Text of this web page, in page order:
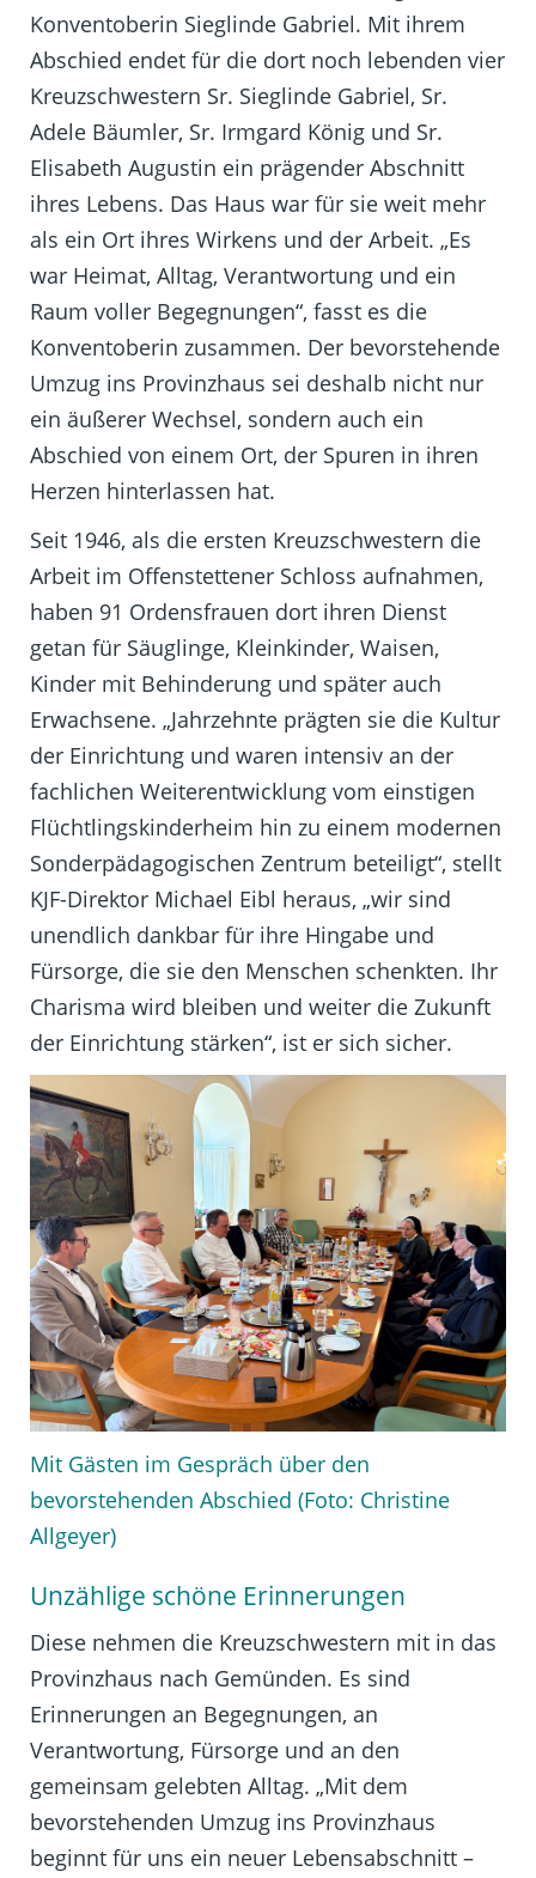
Konventoberin Sieglinde Gabriel. Mit ihrem
Abschied endet für die dort noch lebenden vier
Kreuzschwestern Sr. Sieglinde Gabriel, Sr.
Adele Bäumler, Sr. Irmgard König und Sr.
Elisabeth Augustin ein prägender Abschnitt
ihres Lebens. Das Haus war für sie weit mehr
als ein Ort ihres Wirkens und der Arbeit. „Es
war Heimat, Alltag, Verantwortung und ein
Raum voller Begegnungen“, fasst es die
Konventoberin zusammen. Der bevorstehende
Umzug ins Provinzhaus sei deshalb nicht nur
ein äußerer Wechsel, sondern auch ein
Abschied von einem Ort, der Spuren in ihren
Herzen hinterlassen hat.
Seit 1946, als die ersten Kreuzschwestern die
Arbeit im Offenstettener Schloss aufnahmen,
haben 91 Ordensfrauen dort ihren Dienst
getan für Säuglinge, Kleinkinder, Waisen,
Kinder mit Behinderung und später auch
Erwachsene. „Jahrzehnte prägten sie die Kultur
der Einrichtung und waren intensiv an der
fachlichen Weiterentwicklung vom einstigen
Flüchtlingskinderheim hin zu einem modernen
Sonderpädagogischen Zentrum beteiligt“, stellt
KJF-Direktor Michael Eibl heraus, „wir sind
unendlich dankbar für ihre Hingabe und
Fürsorge, die sie den Menschen schenkten. Ihr
Charisma wird bleiben und weiter die Zukunft
der Einrichtung stärken“, ist er sich sicher.
Mit Gästen im Gespräch über den
bevorstehenden Abschied (Foto: Christine
Allgeyer)
Unzählige schöne Erinnerungen
Diese nehmen die Kreuzschwestern mit in das
Provinzhaus nach Gemünden. Es sind
Erinnerungen an Begegnungen, an
Verantwortung, Fürsorge und an den
gemeinsam gelebten Alltag. „Mit dem
bevorstehenden Umzug ins Provinzhaus
beginnt für uns ein neuer Lebensabschnitt –